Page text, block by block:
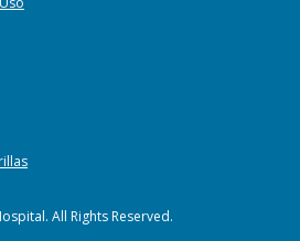
All Rights Reserved.